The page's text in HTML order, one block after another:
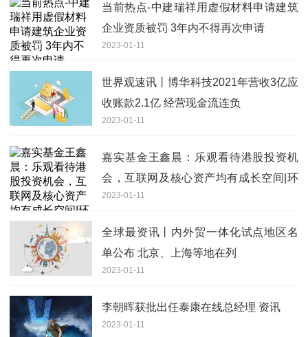
当前热点-中建瑞祥用虚假材料申请建筑
企业资质被罚 3年内不得再次申请
2023-01-11
世界观速讯丨博华科技2021年营收3亿应
收账款2.1亿 经营现金流连负
2023-01-11
嘉实基金王鑫晨：乐观看待港股投资机
会，互联网及核心资产均有成长空间|环
球快播报
2023-01-11
全球最资讯丨内外贸一体化试点地区名
单公布 北京、上海等地在列
2023-01-11
李朝晖获批出任泰康在线总经理 资讯
2023-01-11